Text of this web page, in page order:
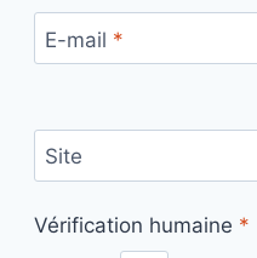
E-mail *
Site
Vérification humaine *